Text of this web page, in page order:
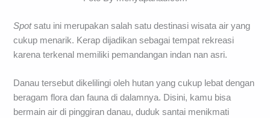
Spotsatu ini merupakan salah satu destinasi wisata air yang
cukup menarik. Kerap dijadikan sebagai tempat rekreasi
karena terkenal memiliki pemandangan indan nan asri.
Danau tersebut dikelilingi oleh hutan yang cukup lebat dengan
beragam flora dan fauna di dalamnya. Disini, kamu bisa
bermain air di pinggiran danau, duduk santai menikmati